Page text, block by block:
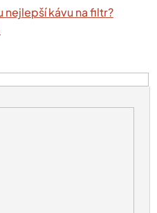
nejlepší kávu na filtr?